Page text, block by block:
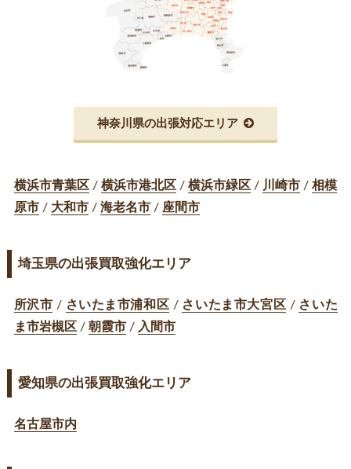
神奈川県の出張対応エリア
横浜市青葉区/ 横浜市港北区 /横浜市緑区 / 川崎市 /相模
原市/ 大和市/ 海老名市/ 座間市
埼玉県の出張買取強化エリア
所沢市 / さいたま市浦和区 / さいたま市大宮区 / さいた
ま市岩槻区/ 朝霞市/ 入間市
愛知県の出張買取強化エリア
名古屋市内